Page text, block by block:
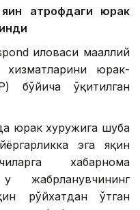
атрофдаги юрак
иловаси маҳаллий
хизматларини юрак-
бўйича ўқитилган
юрак хуружига шубҳа
эга яқин
хабарнома
жабрланувчининг
рўйхатдан ўтган